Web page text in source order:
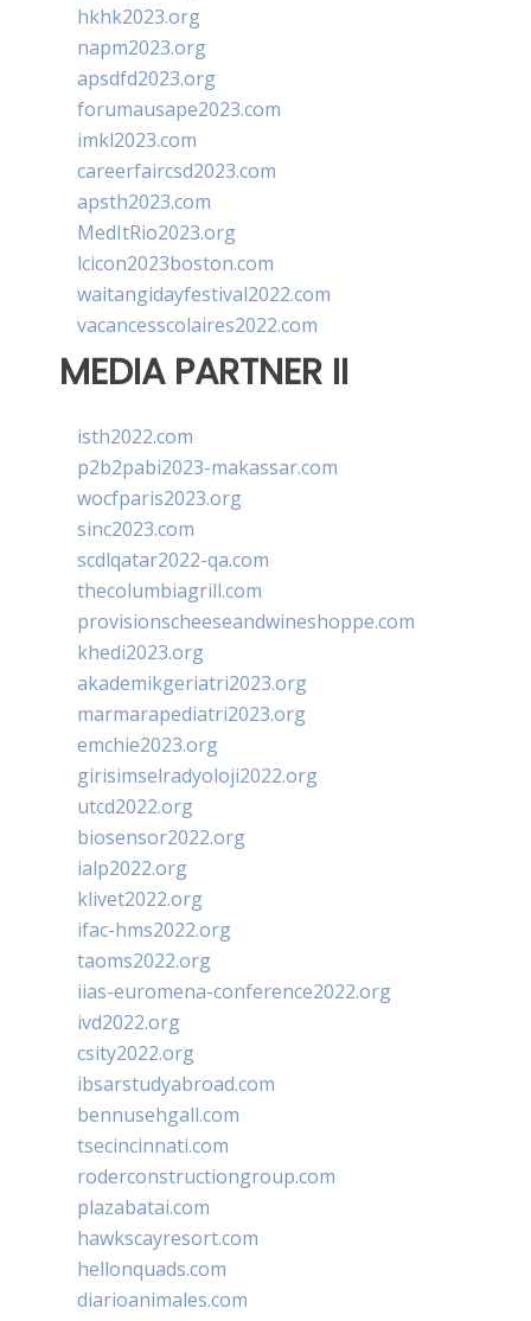
hkhk2023.org
napm2023.org
apsdfd2023.org
forumausape2023.com
imkl2023.com
careerfaircsd2023.com
apsth2023.com
MedItRio2023.org
lcicon2023boston.com
waitangidayfestival2022.com
vacancesscolaires2022.com
MEDIA PARTNER II
isth2022.com
p2b2pabi2023-makassar.com
wocfparis2023.org
sinc2023.com
scdlqatar2022-qa.com
thecolumbiagrill.com
provisionscheeseandwineshoppe.com
khedi2023.org
akademikgeriatri2023.org
marmarapediatri2023.org
emchie2023.org
girisimselradyoloji2022.org
utcd2022.org
biosensor2022.org
ialp2022.org
klivet2022.org
ifac-hms2022.org
taoms2022.org
iias-euromena-conference2022.org
ivd2022.org
csity2022.org
ibsarstudyabroad.com
bennusehgall.com
tsecincinnati.com
roderconstructiongroup.com
plazabatai.com
hawkscayresort.com
hellonquads.com
diarioanimales.com